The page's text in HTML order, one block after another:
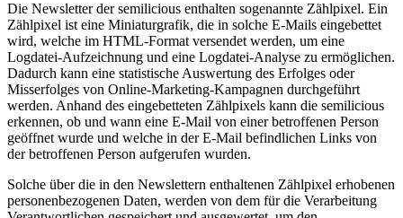
Die Newsletter der semilicious enthalten sogenannte Zählpixel. Ein
Zählpixel ist eine Miniaturgrafik, die in solche E-Mails eingebettet
wird, welche im HTML-Format versendet werden, um eine
Logdatei-Aufzeichnung und eine Logdatei-Analyse zu ermöglichen.
Dadurch kann eine statistische Auswertung des Erfolges oder
Misserfolges von Online-Marketing-Kampagnen durchgeführt
werden. Anhand des eingebetteten Zählpixels kann die semilicious
erkennen, ob und wann eine E-Mail von einer betroffenen Person
geöffnet wurde und welche in der E-Mail befindlichen Links von
der betroffenen Person aufgerufen wurden.
Solche über die in den Newslettern enthaltenen Zählpixel erhobenen
personenbezogenen Daten, werden von dem für die Verarbeitung